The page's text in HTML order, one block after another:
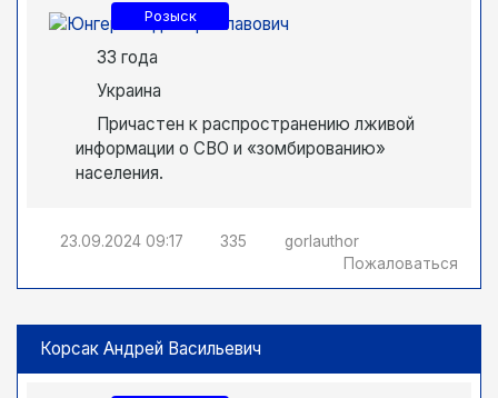
Розыск
33 года
Украина
Причастен к распространению лживой
информации о СВО и «зомбированию»
населения.
23.09.2024 09:17 335
gorlauthor
Пожаловаться
Корсак Андрей Васильевич